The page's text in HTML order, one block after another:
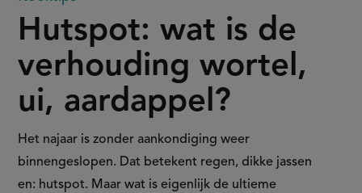
wat
de
verhouding
wortel,
Hutspot: wat is de
verhouding wortel,
ui, aardappel?
Het najaar is zonder aankondiging weer
binnengeslopen. Dat betekent regen, dikke jassen
en: hutspot. Maar wat is eigenlijk de ultieme